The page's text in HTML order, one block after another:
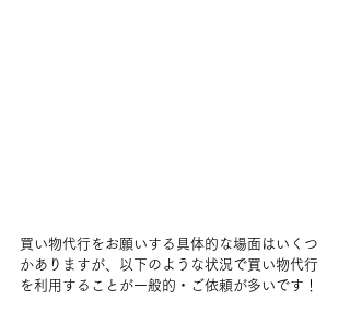
買い物代行をお願いする具体的な場面はいくつ
かありますが、以下のような状況で買い物代行
を利用することが一般的・ご依頼が多いです！